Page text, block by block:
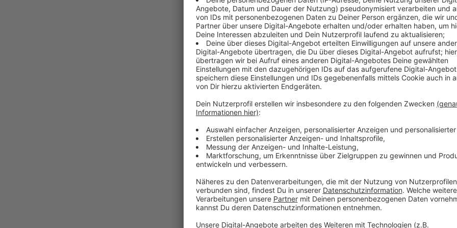
Für die Bayer Giants startet die neue Saison in der
Team ist auf einigen Positionen verändert worden
Seitenlinie: Mike Koch ist nach einigen Jahren als
diesmal als hauptverantwortlicher Trainer. Im
erzählt er, wie die Mannschaft vor dem Saisonstart
und welcher gefühlte Neuzugang in dieser Saison
Hier findet ihr den Spielplan der Giants für die neue
Anzeige
Giants-Coach Mike Koch im